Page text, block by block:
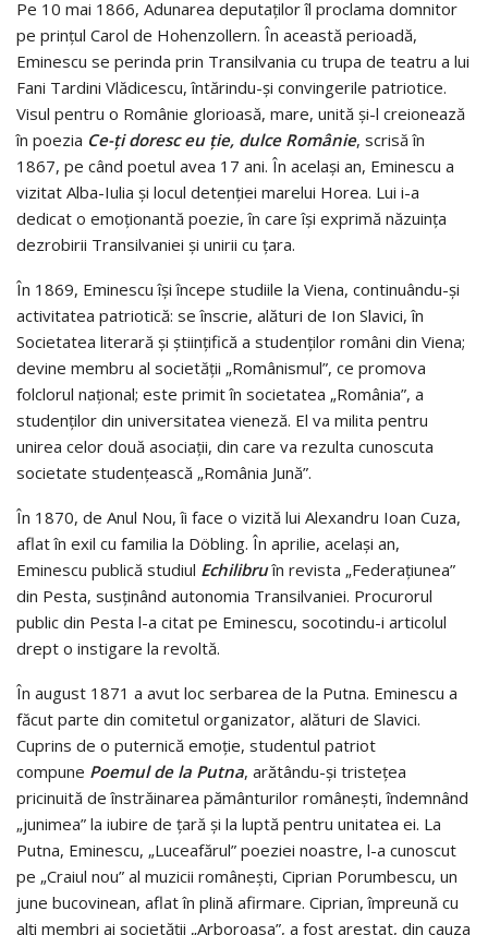
Pe 10 mai 1866, Adunarea deputaților îl proclama domnitor
pe prințul Carol de Hohenzollern. În această perioadă,
Eminescu se perinda prin Transilvania cu trupa de teatru a lui
Fani Tardini Vlădicescu, întărindu-și convingerile patriotice.
Visul pentru o Românie glorioasă, mare, unită și-l creionează
în poezia Ce-ți doresc eu ţie, dulce Românie, scrisă în
1867, pe când poetul avea 17 ani. În același an, Eminescu a
vizitat Alba-Iulia și locul detenției marelui Horea. Lui i-a
dedicat o emoționantă poezie, în care își exprimă năzuința
dezrobirii Transilvaniei și unirii cu țara.
În 1869, Eminescu își începe studiile la Viena, continuându-şi
activitatea patriotică: se înscrie, alături de Ion Slavici, în
Societatea literară și științifică a studenților români din Viena;
devine membru al societății „Românismul”, ce promova
folclorul naţional; este primit în societatea „România”, a
studenților din universitatea vieneză. El va milita pentru
unirea celor două asociații, din care va rezulta cunoscuta
societate studențească „România Jună”.
În 1870, de Anul Nou, îi face o vizită lui Alexandru Ioan Cuza,
aflat în exil cu familia la Döbling. În aprilie, același an,
Eminescu publică studiul Echilibruîn revista „Federațiunea”
din Pesta, susținând autonomia Transilvaniei. Procurorul
public din Pesta l-a citat pe Eminescu, socotindu-i articolul
drept o instigare la revoltă.
În august 1871 a avut loc serbarea de la Putna. Eminescu a
făcut parte din comitetul organizator, alături de Slavici.
Cuprins de o puternică emoție, studentul patriot
compune Poemul de la Putna, arătându-şi tristețea
pricinuită de înstrăinarea pământurilor românești, îndemnând
„junimea” la iubire de țară și la luptă pentru unitatea ei. La
Putna, Eminescu, „Luceafărul” poeziei noastre, l-a cunoscut
pe „Craiul nou” al muzicii românești, Ciprian Porumbescu, un
june bucovinean, aflat în plină afirmare. Ciprian, împreună cu
alți membri ai societății „Arboroasa”, a fost arestat, din cauza